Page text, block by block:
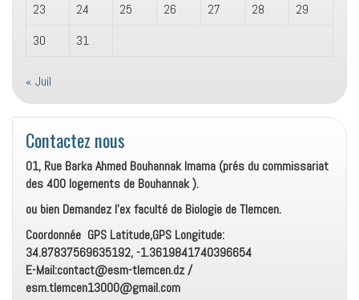
23
24 25 26 27 28
29
30
31
« Juil
Contactez nous
01, Rue Barka Ahmed Bouhannak Imama (prés du commissariat
des 400 logements de Bouhannak ).
ou bien Demandez l’ex faculté de Biologie de Tlemcen.
Coordonnée GPS Latitude,GPS Longitude:
34.87837569635192, -1.3619841740396654
E-Mail:contact@esm-tlemcen.dz /
esm.tlemcen13000@gmail.com